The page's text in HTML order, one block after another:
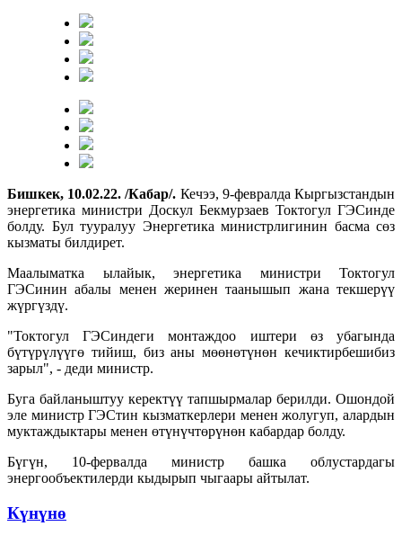
Бишкек, 10.02.22. /Кабар/. Кечээ, 9-февралда Кыргызстандын
энергетика министри Доскул Бекмурзаев Токтогул ГЭСинде
болду. Бул тууралуу Энергетика министрлигинин басма сөз
кызматы билдирет.
Маалыматка ылайык, энергетика министри Токтогул
ГЭСинин абалы менен жеринен таанышып жана текшерүү
жүргүздү.
"Токтогул ГЭСиндеги монтаждоо иштери өз убагында
бүтүрүлүүгө тийиш, биз аны мөөнөтүнөн кечиктирбешибиз
зарыл", - деди министр.
Буга байланыштуу керектүү тапшырмалар берилди. Ошондой
эле министр ГЭСтин кызматкерлери менен жолугуп, алардын
муктаждыктары менен өтүнүчтөрүнөн кабардар болду.
Бүгүн, 10-фервалда министр башка облустардагы
энергообъектилерди кыдырып чыгаары айтылат.
Күнүнө